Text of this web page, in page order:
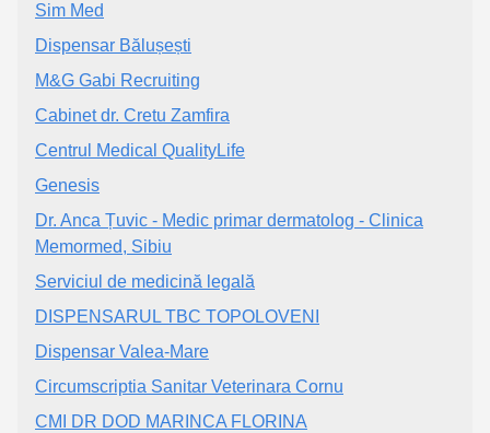
Sim Med
Dispensar Bălușești
M&G Gabi Recruiting
Cabinet dr. Cretu Zamfira
Centrul Medical QualityLife
Genesis
Dr. Anca Țuvic - Medic primar dermatolog - Clinica
Memormed, Sibiu
Serviciul de medicină legală
DISPENSARUL TBC TOPOLOVENI
Dispensar Valea-Mare
Circumscriptia Sanitar Veterinara Cornu
CMI DR DOD MARINCA FLORINA